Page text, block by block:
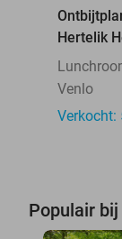
Hertelik
Venlo
Verkocht:
Populair